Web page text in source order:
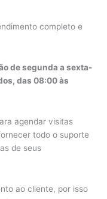
completo e
de segunda a sexta-
das 08:00 às
agendar visitas
todo o suporte
de seus
ao cliente, por isso